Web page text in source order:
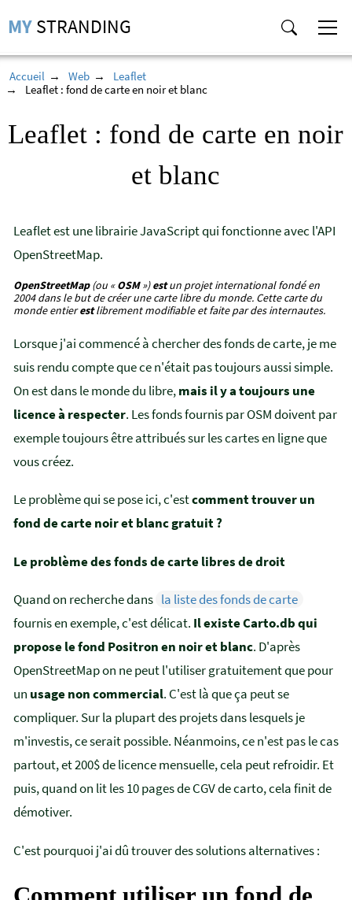
MY STRANDING
Accueil Web
Leaflet
Leaflet : fond de carte en noir et blanc
Leaflet : fond de carte en noir
et blanc
Leaflet est une librairie JavaScript qui fonctionne avec l'API
OpenStreetMap.
OpenStreetMap(ou «OSM»)estun projet international fondé en
2004 dans le but de créer une carte libre du monde. Cette carte du
monde entierestlibrement modifiable et faite par des internautes.
Lorsque j'ai commencé à chercher des fonds de carte, je me
suis rendu compte que ce n'était pas toujours aussi simple.
On est dans le monde du libre,mais il y a toujours une
licence à respecter. Les fonds fournis par OSM doivent par
exemple toujours être attribués sur les cartes en ligne que
vous créez.
Le problème qui se pose ici, c'estcomment trouver un
fond de carte noir et blanc gratuit ?
Le problème des fonds de carte libres de droit
Quand on recherche dans la liste des fonds de carte
fournis en exemple, c'est délicat. Il existe Carto.db qui
propose le fond Positron en noir et blanc. D'après
OpenStreetMap on ne peut l'utiliser gratuitement que pour
un usage non commercial. C'est là que ça peut se
compliquer. Sur la plupart des projets dans lesquels je
m'investis, ce serait possible. Néanmoins, ce n'est pas le cas
partout, et 200$ de licence mensuelle, cela peut refroidir. Et
puis, quand on lit les 10 pages de CGV de carto, cela finit de
démotiver.
C'est pourquoi j'ai dû trouver des solutions alternatives :